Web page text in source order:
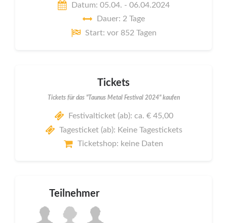
Datum: 05.04. - 06.04.2024
Dauer: 2 Tage
Start: vor 852 Tagen
Tickets
Tickets für das "Taunus Metal Festival 2024" kaufen
Festivalticket (ab): ca. € 45,00
Tagesticket (ab): Keine Tagestickets
Ticketshop: keine Daten
Teilnehmer